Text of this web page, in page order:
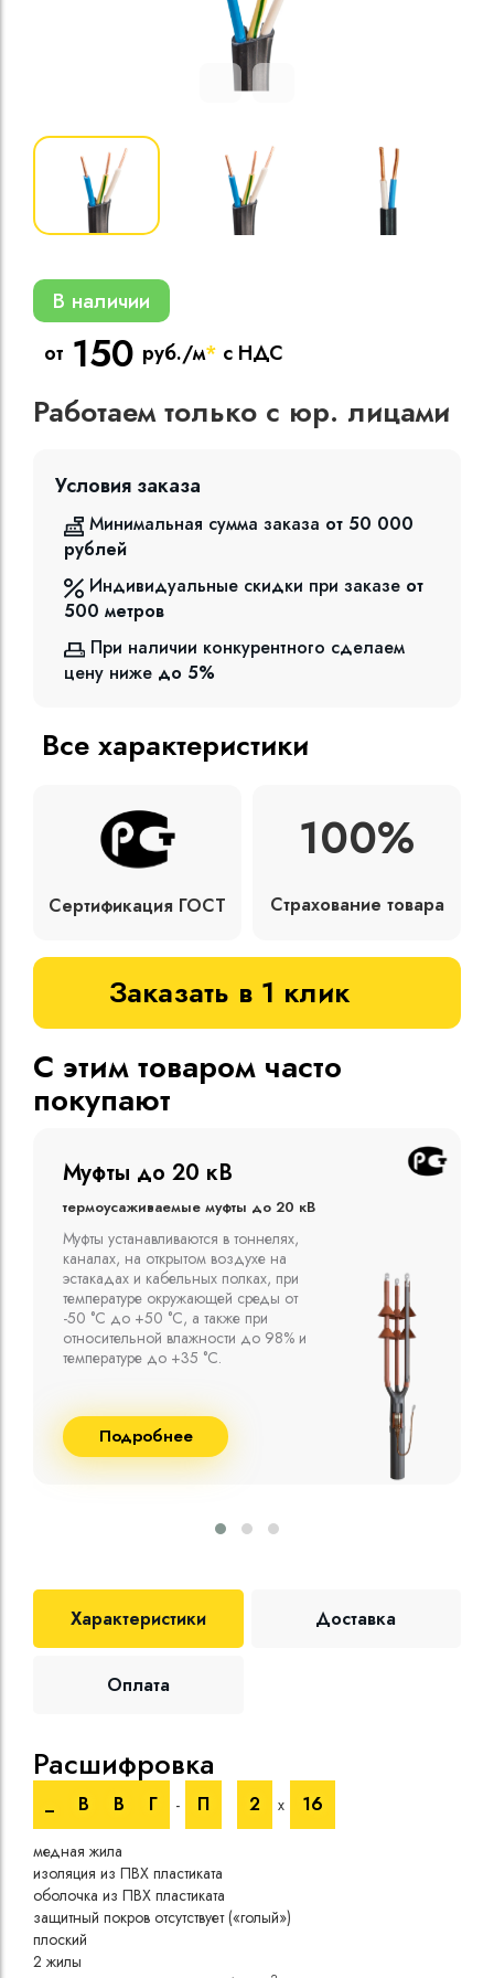
Кабели
изоляцией
В наличии
от 150 руб./м* с НДС
Работаем только с юр. лицами
Условия заказа
Минимальная сумма заказа от 50 000
рублей
Индивидуальные скидки при заказе от
500 метров
При наличии конкурентного сделаем
цену ниже до 5%
Все характеристики
Сертификация ГОСТ
100%
Страхование товара
Заказать в 1 клик
С этим товаром часто
покупают
Муфты до 10 кВ
Термоусаживаемые муфты до 10 кВ
Компания ООО "Москабельторг"
предлагает, как соединительные
термоусаживаемые муфты на кабель
напряжением до 10 кВ с изоляцией
из маслопропитанной бумаги и
сшитого полиэтилена собственного
производства
Подробнее
Характеристики Доставка
Оплата
Расшифровка
В В Г - П 2 х 16
медная жила
изоляция из ПВХ пластиката
оболочка из ПВХ пластиката
защитный покров отсутствует («голый»)
плоский
2 жилы